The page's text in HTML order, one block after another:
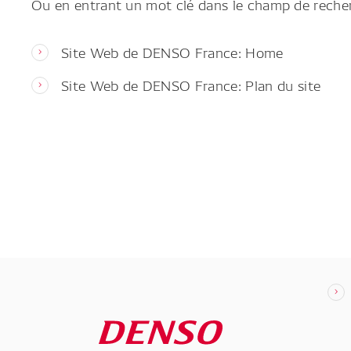
Site Web de DENSO France: Home
Site Web de DENSO France: Plan du site